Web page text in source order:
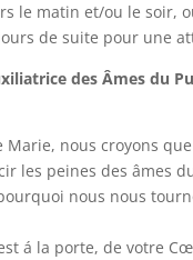
le matin et/ou le soir,
de suite pour une
des Âmes du
Marie, nous croyons
les peines des âmes
nous nous
á la porte, de votre